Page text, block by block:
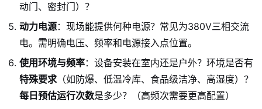
动门、密封门）？
动力电源：现场能提供何种电源？常见为380V三相交流
电。需明确电压、频率和电源接入点位置。
使用环境与频率：设备安装在室内还是户外？环境是否有
特殊要求（如防爆、低温冷库、食品级洁净、高湿度）？
每日预估运行次数是多少？（高频次需要更高配置）